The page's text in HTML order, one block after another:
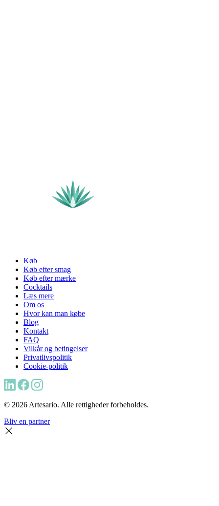
Køb
Køb efter smag
Køb efter mærke
Cocktails
Læs mere
Om os
Hvor kan man købe
Blog
Kontakt
FAQ
Vilkår og betingelser
Privatlivspolitik
Cookie-politik
© 2026 Artesario. Alle rettigheder forbeholdes.
Bliv en partner